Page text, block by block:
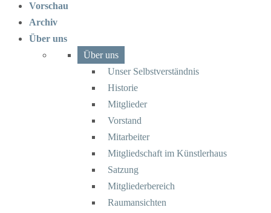
Vorschau
Archiv
Über uns
Über uns
Unser Selbstverständnis
Historie
Mitglieder
Vorstand
Mitarbeiter
Mitgliedschaft im Künstlerhaus
Satzung
Mitgliederbereich
Raumansichten